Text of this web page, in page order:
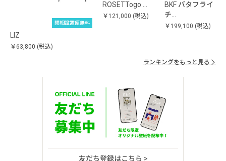
開梱設置便無料
LIZ
￥63,800 (税込)
ROSETTogo …
￥121,000 (税込)
BKF バタフライ
チ…
￥199,100 (税込)
ランキングをもっと見る
友だち登録はこちら >